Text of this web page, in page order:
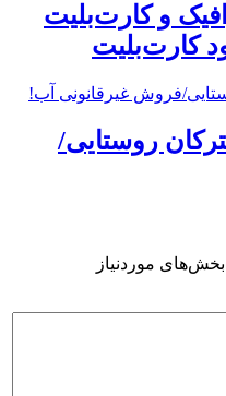
و کارت‌بلیت
کارت‌بلیت
روستایی/
بخش‌های موردنیاز